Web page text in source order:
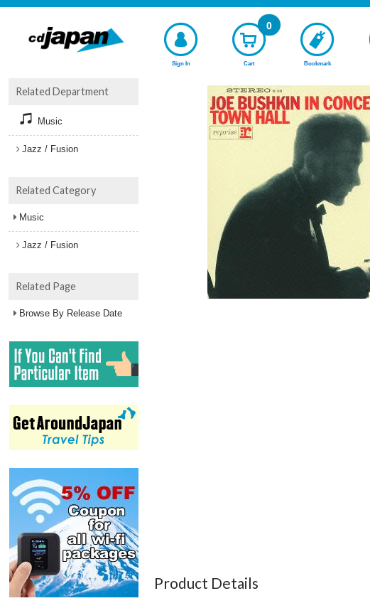
Sign In Cart
0
Bookmark
Product Details
Related Department
Music
Jazz / Fusion
Related Category
Music
Jazz / Fusion
Related Page
Browse By Release Date